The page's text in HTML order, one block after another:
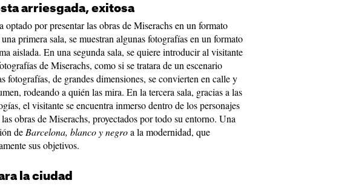
arriesgada, exitosa
por presentar las obras de Miserachs en un formato
primera sala, se muestran algunas fotografías en un formato
aislada. En una segunda sala, se quiere introducir al visitante
de Miserachs, como si se tratara de un escenario
fotografías, de grandes dimensiones, se convierten en calle y
rodeando a quién las mira. En la tercera sala, gracias a las
el visitante se encuentra inmerso dentro de los personajes
obras de Miserachs, proyectados por todo su entorno. Una
deBarcelona, blanco y negroa la modernidad, que
sus objetivos.
la ciudad